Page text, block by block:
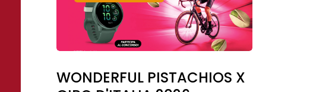
WONDERFUL PISTACHIOS X